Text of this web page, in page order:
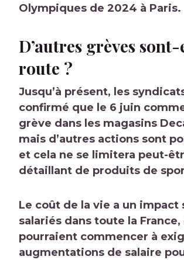
Olympiques de 2024 à Paris.
D’autres grèves
route ?
Jusqu’à présent, les
confirmé que le 6 juin
grève dans les magasins
mais d’autres actions sont
et cela ne se limitera peut-
détaillant de produits de
Le coût de la vie a un impact
salariés dans toute la
pourraient commencer à
augmentations de salaire